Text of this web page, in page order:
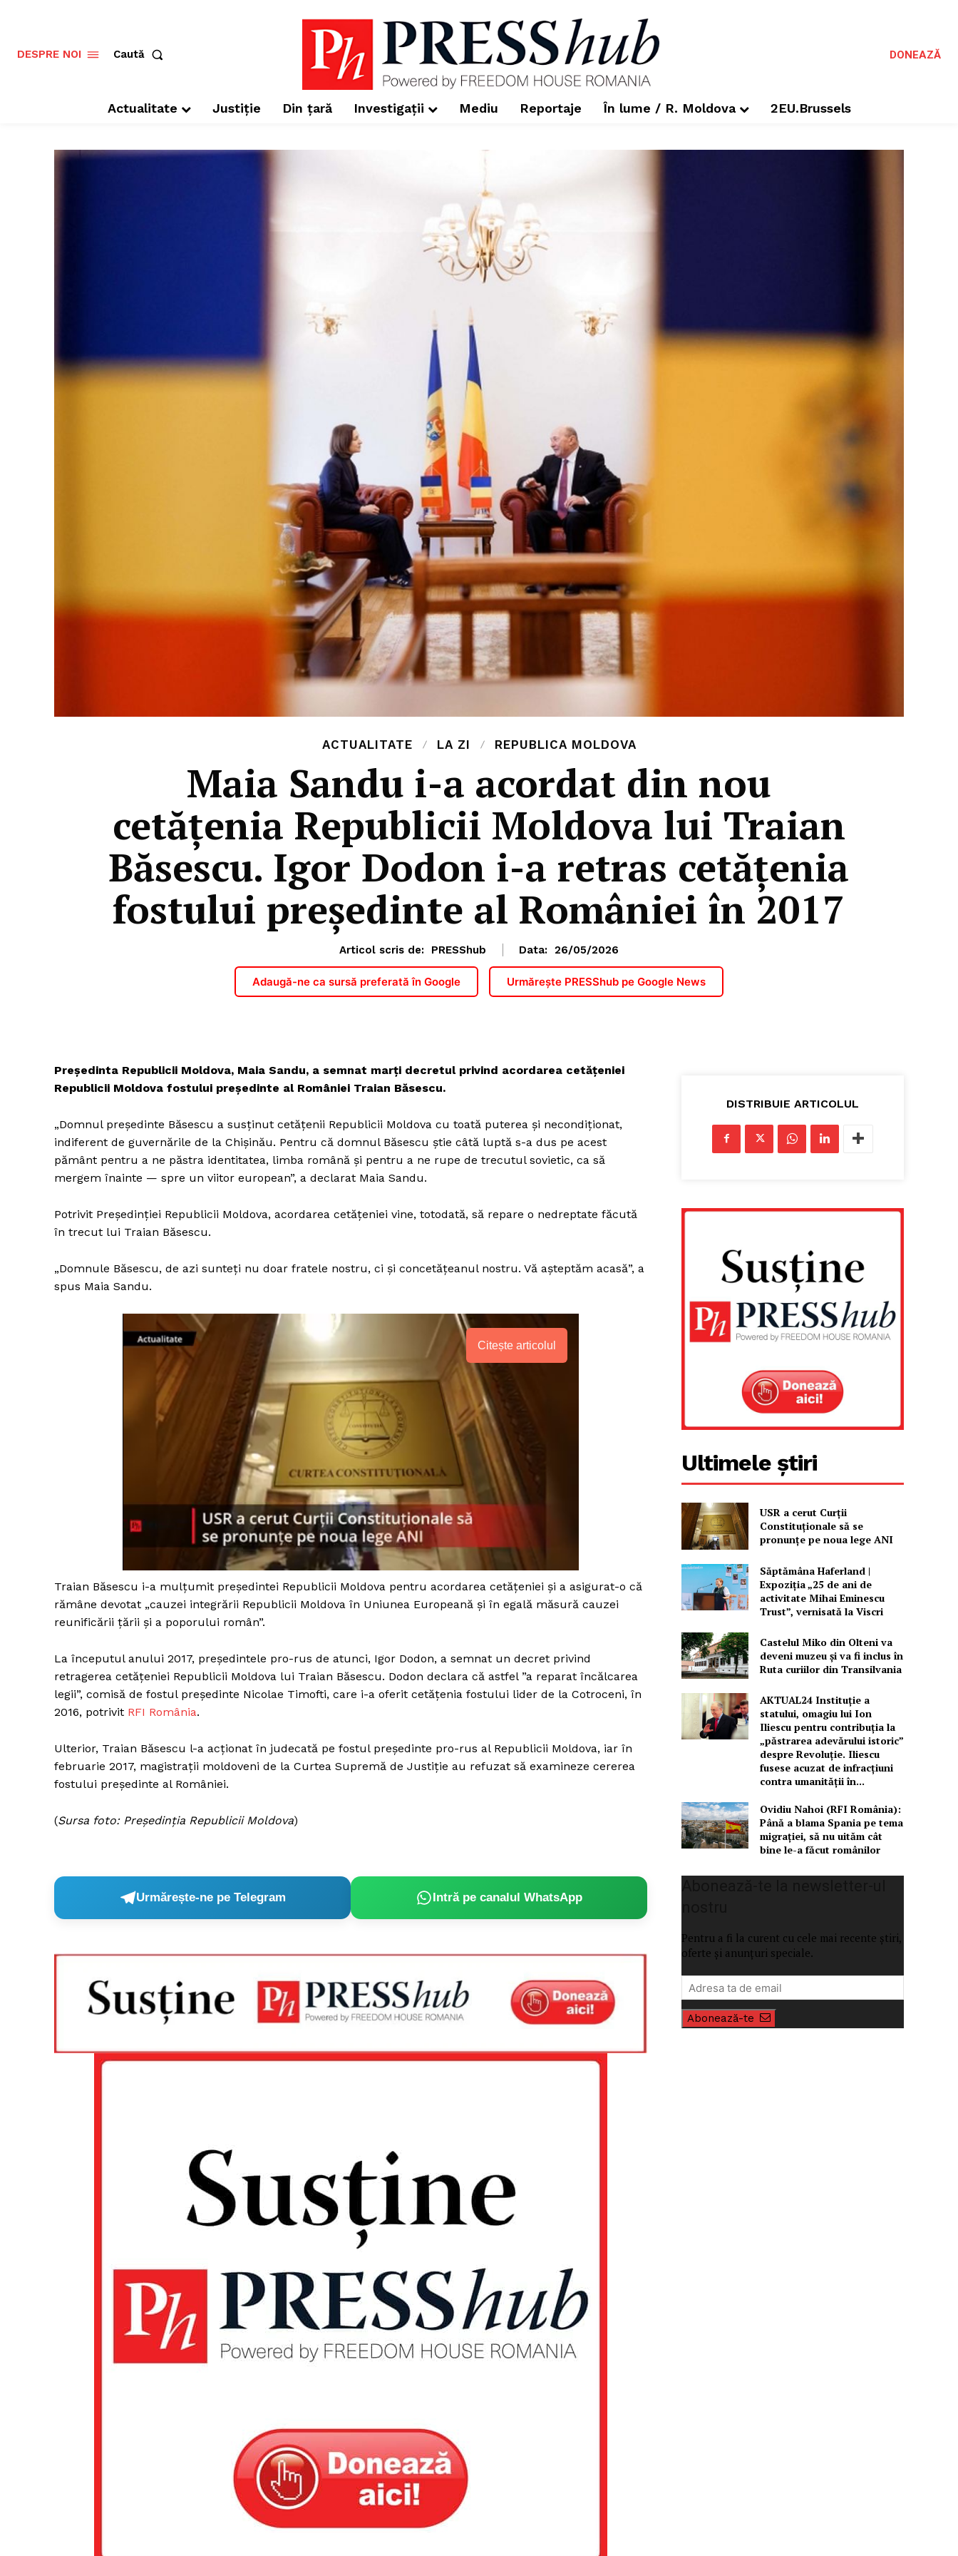
Un proiect
FREEDOM HOUSE
ROMÂNIA
PRESShub
Despre noi / Echipa
Proiecte editoriale
DESPRE NOI Caută DONEAZĂ
Actualitate Justiție Din țară Investigații Mediu Reportaje În lume / R. Moldova 2EU.Brussels
ACTUALITATE LA ZI REPUBLICA MOLDOVA
Maia Sandu i-a acordat din nou
cetățenia Republicii Moldova lui Traian
Băsescu. Igor Dodon i-a retras cetățenia
fostului președinte al României în 2017
Articol scris de: PRESShub Data: 26/05/2026
Adaugă-ne ca sursă preferată în Google Urmărește PRESShub pe Google News
Președinta Republicii Moldova, Maia Sandu, a semnat marți decretul privind acordarea cetățeniei
Republicii Moldova fostului președinte al României Traian Băsescu.
„Domnul președinte Băsescu a susținut cetățenii Republicii Moldova cu toată puterea și necondiționat,
indiferent de guvernările de la Chișinău. Pentru că domnul Băsescu știe câtă luptă s-a dus pe acest
pământ pentru a ne păstra identitatea, limba română și pentru a ne rupe de trecutul sovietic, ca să
mergem înainte — spre un viitor european”, a declarat Maia Sandu.
Potrivit Președinției Republicii Moldova, acordarea cetățeniei vine, totodată, să repare o nedreptate făcută
în trecut lui Traian Băsescu.
„Domnule Băsescu, de azi sunteți nu doar fratele nostru, ci și concetățeanul nostru. Vă așteptăm acasă”, a
spus Maia Sandu.
Citește articolul
Traian Băsescu i-a mulțumit președintei Republicii Moldova pentru acordarea cetățeniei și a asigurat-o că
rămâne devotat „cauzei integrării Republicii Moldova în Uniunea Europeană și în egală măsură cauzei
reunificării țării și a poporului român”.
La începutul anului 2017, președintele pro-rus de atunci, Igor Dodon, a semnat un decret privind
retragerea cetățeniei Republicii Moldova lui Traian Băsescu. Dodon declara că astfel ”a reparat încălcarea
legii”, comisă de fostul președinte Nicolae Timofti, care i-a oferit cetățenia fostului lider de la Cotroceni, în
2016, potrivit RFI România.
Ulterior, Traian Băsescu l-a acționat în judecată pe fostul președinte pro-rus al Republicii Moldova, iar în
februarie 2017, magistrații moldoveni de la Curtea Supremă de Justiție au refuzat să examineze cererea
fostului președinte al României.
(Sursa foto: Președinția Republicii Moldova)
Urmărește-ne pe Telegram Intră pe canalul WhatsApp
DISTRIBUIE ARTICOLUL
Ultimele știri
USR a cerut Curții
Constituționale să se
pronunțe pe noua lege ANI
Săptămâna Haferland |
Expoziţia „25 de ani de
activitate Mihai Eminescu
Trust”, vernisată la Viscri
Castelul Miko din Olteni va
deveni muzeu şi va fi inclus în
Ruta curiilor din Transilvania
AKTUAL24 Instituție a
statului, omagiu lui Ion
Iliescu pentru contribuția la
„păstrarea adevărului istoric”
despre Revoluție. Iliescu
fusese acuzat de infracțiuni
contra umanității în...
Ovidiu Nahoi (RFI România):
Până a blama Spania pe tema
migrației, să nu uităm cât
bine le-a făcut românilor
Pentru a fi la curent cu cele mai recente știri,
oferte și anunțuri speciale.
Abonează-te